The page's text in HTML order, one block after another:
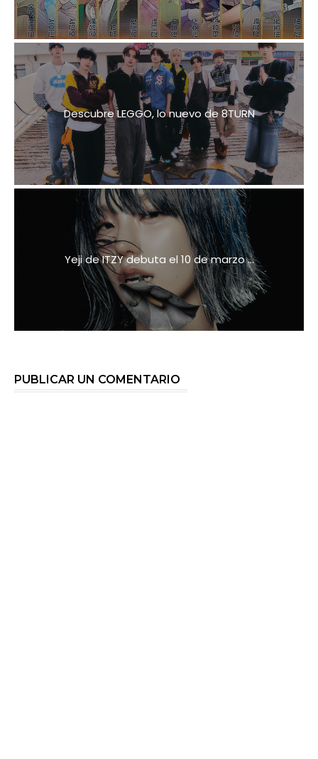
Descubre LEGGO, lo nuevo de 8TURN
Yeji de ITZY debuta el 10 de marzo ...
PUBLICAR UN COMENTARIO